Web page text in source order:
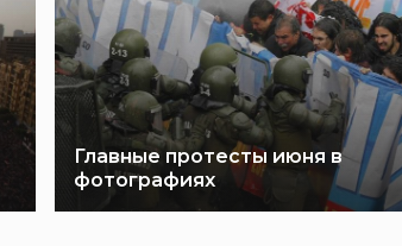
Главные протесты июня в
фотографиях